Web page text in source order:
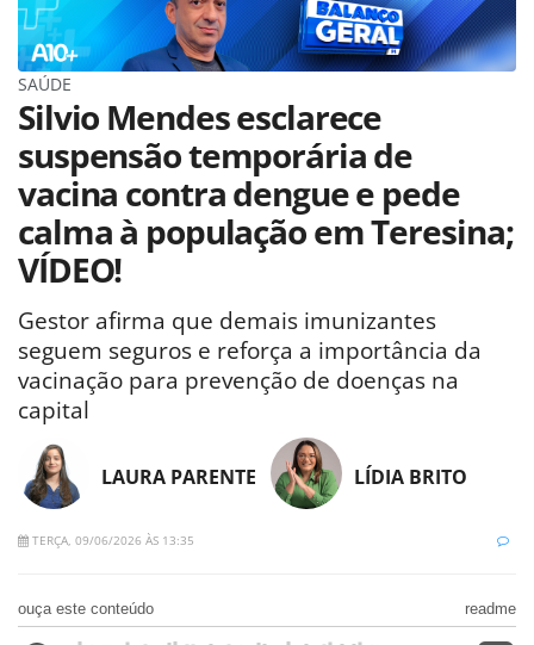
SAÚDE
Silvio Mendes esclarece
suspensão temporária de
vacina contra dengue e pede
calma à população em Teresina;
VÍDEO!
Gestor afirma que demais imunizantes
seguem seguros e reforça a importância da
vacinação para prevenção de doenças na
capital
LAURA PARENTE LÍDIA BRITO
TERÇA, 09/06/2026 ÀS 13:35
ouça este conteúdo readme